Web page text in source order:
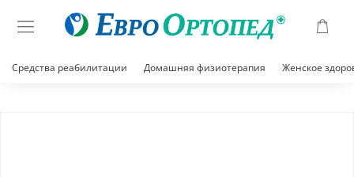
Средства реабилитации Домашняя физиотерапия Женское